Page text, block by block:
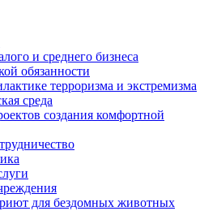
и среднего бизнеса
обязанности
терроризма и экстремизма
среда
создания комфортной
для бездомных животных